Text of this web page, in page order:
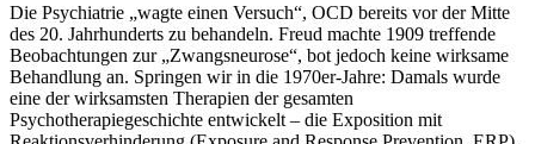
Die Psychiatrie „wagte einen Versuch“, OCD bereits vor der Mitte
des 20. Jahrhunderts zu behandeln. Freud machte 1909 treffende
Beobachtungen zur „Zwangsneurose“, bot jedoch keine wirksame
Behandlung an. Springen wir in die 1970er-Jahre: Damals wurde
eine der wirksamsten Therapien der gesamten
Psychotherapiegeschichte entwickelt – die Exposition mit